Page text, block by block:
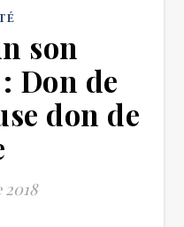
son
Don de
don de